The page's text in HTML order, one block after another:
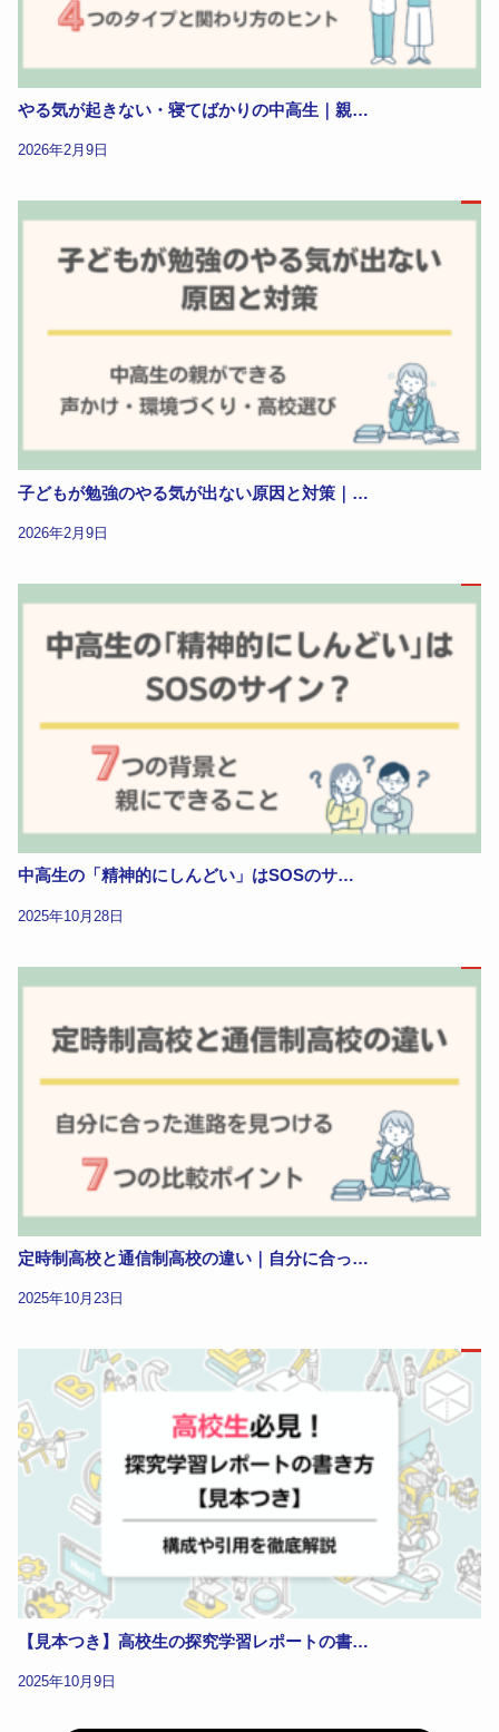
やる気が起きない・寝てばかりの中高生｜親…
2026年2月9日
子どもが勉強のやる気が出ない原因と対策｜…
2026年2月9日
中高生の「精神的にしんどい」はSOSのサ…
2025年10月28日
定時制高校と通信制高校の違い｜自分に合っ…
2025年10月23日
【見本つき】高校生の探究学習レポートの書…
2025年10月9日